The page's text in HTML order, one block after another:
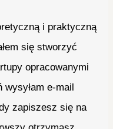
i praktyczną
się stworzyć
opracowanymi
e-mail
zapiszesz się na